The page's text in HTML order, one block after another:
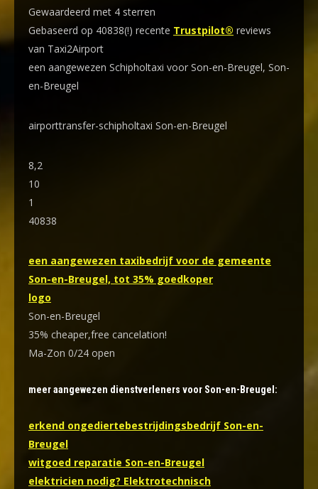
Gewaardeerd met 4 sterren
Gebaseerd op 40838(!) recente Trustpilot® reviews
van Taxi2Airport
een aangewezen Schipholtaxi voor Son-en-Breugel, Son-
en-Breugel
airporttransfer-schipholtaxi Son-en-Breugel
8,2
10
1
40838
een aangewezen taxibedrijf voor de gemeente
Son-en-Breugel, tot 35% goedkoper
logo
Son-en-Breugel
35% cheaper,free cancelation!
Ma-Zon 0/24 open
meer aangewezen dienstverleners voor Son-en-Breugel:
erkend ongediertebestrijdingsbedrijf Son-en-
Breugel
witgoed reparatie Son-en-Breugel
elektricien nodig? Elektrotechnisch